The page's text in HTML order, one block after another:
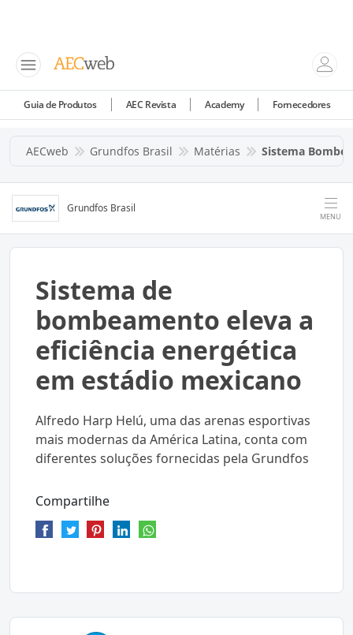
Guia de Produtos AEC Revista Academy Fornecedores
AECweb Grundfos Brasil Matérias Sistema
Grundfos Brasil
MENU
Sistema de
bombeamento eleva a
eficiência energética
em estádio mexicano
Alfredo Harp Helú, uma das arenas esportivas
mais modernas da América Latina, conta com
diferentes soluções fornecidas pela Grundfos
Compartilhe